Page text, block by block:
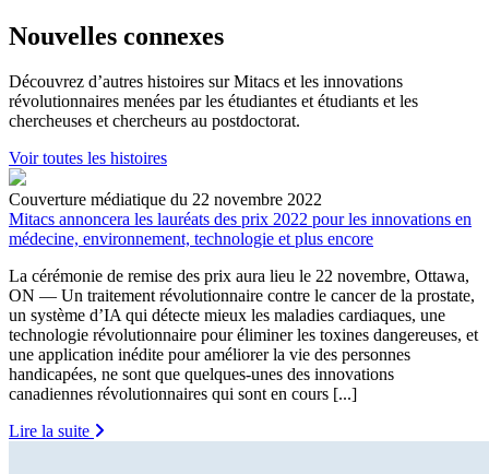
Nouvelles connexes
Découvrez d’autres histoires sur Mitacs et les innovations
révolutionnaires menées par les étudiantes et étudiants et les
chercheuses et chercheurs au postdoctorat.
Voir toutes les histoires
Couverture médiatique du 22 novembre 2022
Mitacs annoncera les lauréats des prix 2022 pour les innovations en
médecine, environnement, technologie et plus encore
La cérémonie de remise des prix aura lieu le 22 novembre, Ottawa,
ON — Un traitement révolutionnaire contre le cancer de la prostate,
un système d’IA qui détecte mieux les maladies cardiaques, une
technologie révolutionnaire pour éliminer les toxines dangereuses, et
une application inédite pour améliorer la vie des personnes
handicapées, ne sont que quelques-unes des innovations
canadiennes révolutionnaires qui sont en cours [...]
Lire la suite